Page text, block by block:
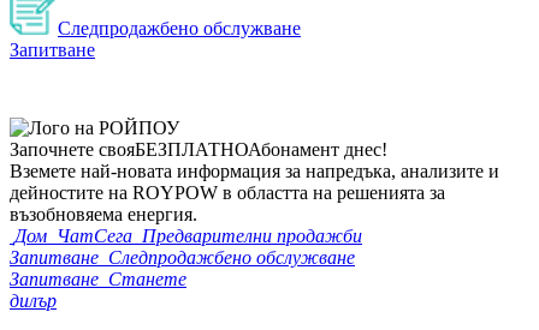
Следпродажбено обслужване
Запитване
Започнете свояБЕЗПЛАТНОАбонамент днес!
Вземете най-новата информация за напредъка, анализите и
дейностите на ROYPOW в областта на решенията за
възобновяема енергия.
Дом ЧатСега Предварителни продажби
Запитване Следпродажбено обслужване
Запитване Станете
дилър